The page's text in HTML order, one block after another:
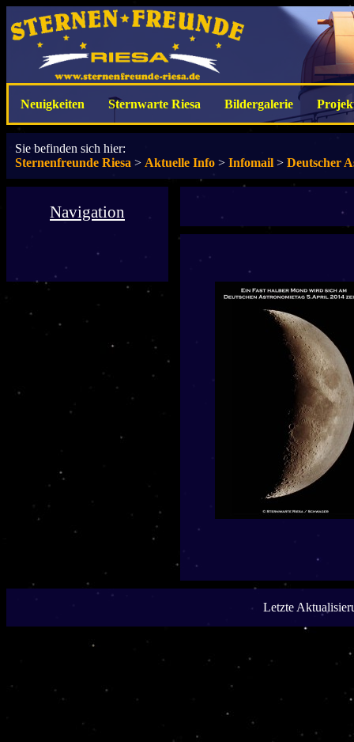
Neuigkeiten Sternwarte Riesa Bildergalerie
Sie befinden sich hier:
Sternenfreunde Riesa > Aktuelle Info > Infomail > Deutscher
Navigation
Letzte